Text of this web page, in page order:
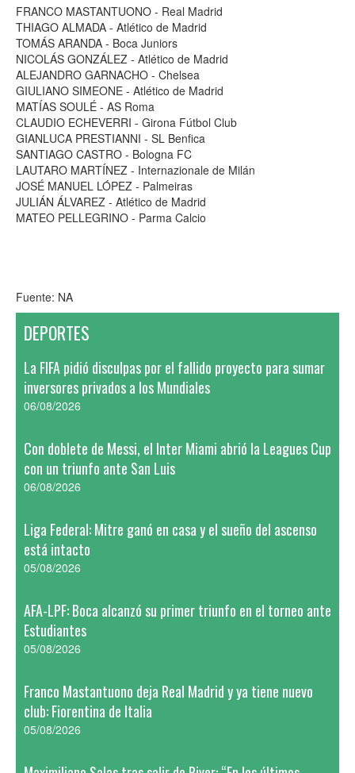
FRANCO MASTANTUONO - Real Madrid
THIAGO ALMADA - Atlético de Madrid
TOMÁS ARANDA - Boca Juniors
NICOLÁS GONZÁLEZ - Atlético de Madrid
ALEJANDRO GARNACHO - Chelsea
GIULIANO SIMEONE - Atlético de Madrid
MATÍAS SOULÉ - AS Roma
CLAUDIO ECHEVERRI - Girona Fútbol Club
GIANLUCA PRESTIANNI - SL Benfica
SANTIAGO CASTRO - Bologna FC
LAUTARO MARTÍNEZ - Internazionale de Milán
JOSÉ MANUEL LÓPEZ - Palmeiras
JULIÁN ÁLVAREZ - Atlético de Madrid
MATEO PELLEGRINO - Parma Calcio
Fuente: NA
DEPORTES
La FIFA pidió disculpas por el fallido proyecto para sumar
inversores privados a los Mundiales
06/08/2026
Con doblete de Messi, el Inter Miami abrió la Leagues Cup
con un triunfo ante San Luis
06/08/2026
Liga Federal: Mitre ganó en casa y el sueño del ascenso
está intacto
05/08/2026
AFA-LPF: Boca alcanzó su primer triunfo en el torneo ante
Estudiantes
05/08/2026
Franco Mastantuono deja Real Madrid y ya tiene nuevo
club: Fiorentina de Italia
05/08/2026